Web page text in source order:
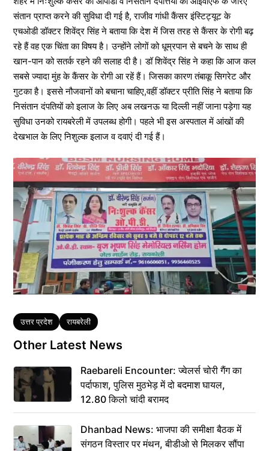
संतान प्राप्त करने की सुविधा दी गई है, राजीव गांधी कैंसर इंस्टिट्यूट के
एचओडी डॉक्टर शिवेंद्र सिंह ने बताया कि देश में जिस तरह से कैंसर के रोगी बढ़
रहे हैं वह एक चिंता का विषय है। उन्होंने लोगों को धूम्रपान से बचने के साथ ही
खान-पान को सतर्क रहने की सलाह दी है। डॉ शिवेंद्र सिंह ने कहा कि आज कल
सबसे ज्यादा मुंह के कैंसर के रोगी आ रहें हैं। जिसका कारण तंबाकू सिगरेट और
गुटका है। इससे नौजवानों को बचाना चाहिए,वहीं डॉक्टर प्रीति सिंह ने बताया कि
निसंतान दंपतियों को इलाज के लिए अब लखनऊ या दिल्ली नहीं जाना पड़ेगा यह
सुविधा उनको रायबरेली में उपलब्ध होगी। पहले भी इस अस्पताल में आंखों की
देखभाल के लिए निशुल्क इलाज व दवाएं दी गई हैं।
Tags
उत्तर प्रदेश रायबरेली
Other Latest News
Raebareli Encounter: ज्वेलर्स चोरी गैंग का
पर्दाफाश, पुलिस मुठभेड़ में दो बदमाश घायल,
12.80 किलो चांदी बरामद
Dhanbad News: भाजपा की समीक्षा बैठक में
संगठन विस्तार पर मंथन, बीडीओ से मिलकर सौंपा